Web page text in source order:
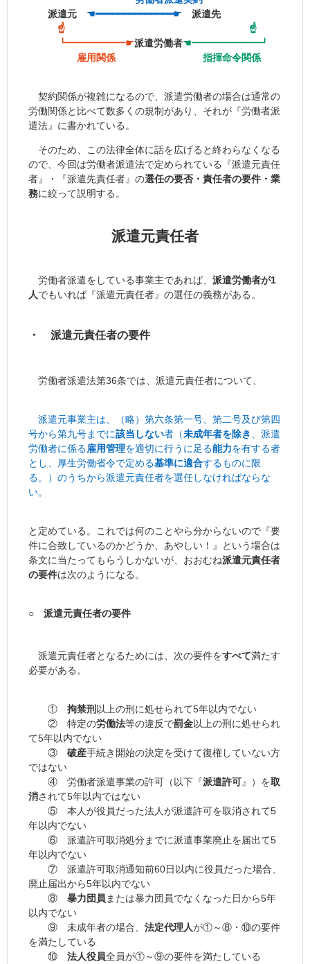
派遣元
☚━━━━━━━━━━━━━━☛
派遣先
☝
☝
┗━━━━━━☛派遣労働者☚━━━━━━━┛
雇用関係
指揮命令関係
契約関係が複雑になるので、派遣労働者の場合は通常の
労働関係と比べて数多くの規制があり、それが『労働者派
遣法』に書かれている。
そのため、この法律全体に話を広げると終わらなくなる
ので、今回は労働者派遣法で定められている『派遣元責任
者』・『派遣先責任者』の選任の要否・責任者の要件・業
務に絞って説明する。
派遣元責任者
労働者派遣をしている事業主であれば、 派遣労働者が1
人でもいれば『派遣元責任者』の選任の義務がある。
・ 派遣元責任者の要件
労働者派遣法第36条では、派遣元責任者について、
派遣元事業主は、（略）第六条第一号、第二号及び第四
号から第九号までに該当しない者（未成年者を除き、派遣
労働者に係る雇用管理を適切に行うに足る能力を有する者
とし、厚生労働省令で定める基準に適合するものに限
る。）のうちから派遣元責任者を選任しなければならな
い。
と定めている。これでは何のことやら分からないので『要
件に合致しているのかどうか、あやしい！』という場合は
条文に当たってもらうしかないが、おおむね派遣元責任者
の要件は次のようになる。
○ 派遣元責任者の要件
派遣元責任者となるためには、次の要件をすべて満たす
必要がある。
① 拘禁刑 以上の刑に処せられて5年以内でない
② 特定の労働法等の違反で罰金以上の刑に処せられ
て5年以内でない
③ 破産手続き開始の決定を受けて復権していない方
ではない
④ 労働者派遣事業の許可（以下『派遣許可』）を取
消されて5年以内ではない
⑤ 本人が役員だった法人が派遣許可を取消されて5
年以内でない
⑥ 派遣許可取消処分までに派遣事業廃止を届出て5
年以内でない
⑦ 派遣許可取消通知前60日以内に役員だった場合、
廃止届出から5年以内でない
⑧ 暴力団員 または暴力団員でなくなった日から5年
以内でない
⑨ 未成年者の場合、 法定代理人が①～⑧・⑩の要件
を満たしている
⑩ 法人役員全員が①～⑨の要件を満たしている